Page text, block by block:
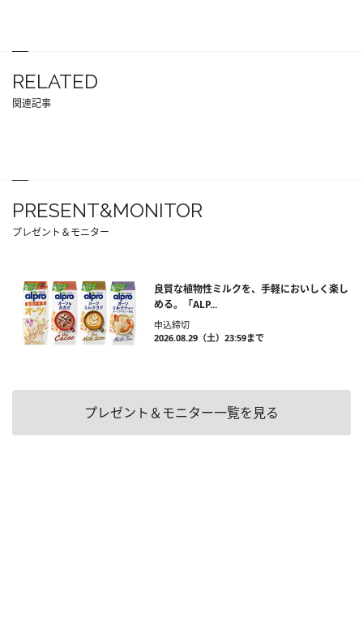
RELATED
関連記事
PRESENT&MONITOR
プレゼント＆モニター
良質な植物性ミルクを、手軽においしく楽し
める。「ALP...
申込締切
2026.08.29（土）23:59まで
プレゼント＆モニター一覧を見る